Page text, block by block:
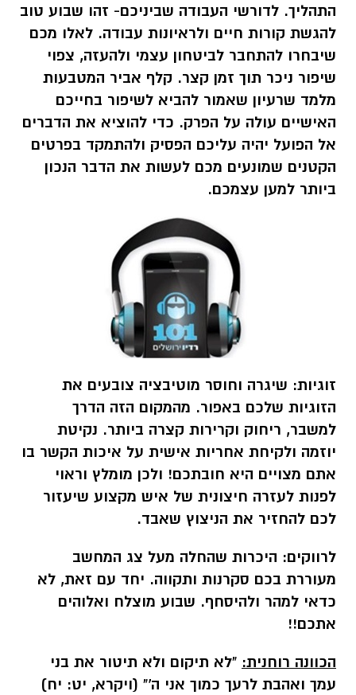
התהליך. לדורשי העבודה שביניכם- זהו שבוע טוב
להגשת קורות חיים ולראיונות עבודה. לאלו מכם
שיבחרו להתחבר לביטחון עצמי ולהעזה, צפוי
שיפור ניכר תוך זמן קצר. קלף אביר המטבעות
מלמד שרעיון שאמור להביא לשיפור בחייכם
האישיים עולה על הפרק. כדי להוציא את הדברים
אל הפועל יהיה עליכם הפסיק ולהתמקד בפרטים
הקטנים שמונעים מכם לעשות את הדבר הנכון
ביותר למען עצמכם.
זוגיות: שיגרה וחוסר מוטיבציה צובעים את
הזוגיות שלכם באפור. מהמקום הזה הדרך
למשבר, ריחוק וקרירות קצרה ביותר. נקיטת
יוזמה ולקיחת אחריות אישית על איכות הקשר בו
אתם מצויים היא חובתכם! ולכן מומלץ וראוי
לפנות לעזרה חיצונית של איש מקצוע שיעזור
לכם להחזיר את הניצוץ שאבד.
לרווקים: היכרות שהחלה מעל צג המחשב
מעוררת בכם סקרנות ותקווה. יחד עם זאת, לא
כדאי למהר ולהיסחף. שבוע מוצלח ואלוהים
אתכם!!
הכוונה רוחנית: "לא תיקום ולא תיטור את בני
עמך ואהבת לרעך כמוך אני ה'" (ויקרא, יט: יח)